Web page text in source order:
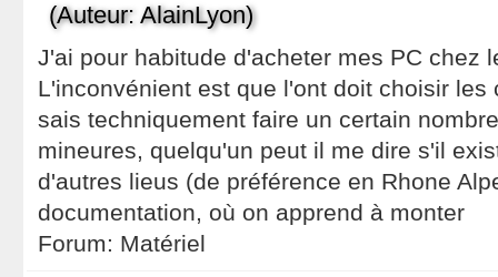
(Auteur: AlainLyon)
J'ai pour habitude d'acheter mes PC chez
L'inconvénient est que l'ont doit choisir les
sais techniquement faire un certain
mineures, quelqu'un peut il me dire s'il
d'autres lieus (de préférence en Rhone
documentation, où on apprend à monter
Forum: Matériel